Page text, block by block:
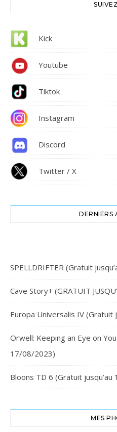
Kick
Youtube
Tiktok
Instagram
Discord
Twitter / X
DERNIERS
SPELLDRIFTER (Gratuit
Cave Story+ (GRATUIT
Europa Universalis IV (Gratuit
Orwell: Keeping an Eye on
17/08/2023)
Bloons TD 6 (Gratuit
MES